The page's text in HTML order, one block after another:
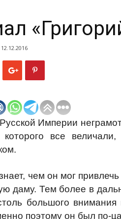
12.12.2016
Империи
которого все
чем он мог
даму. Тем более в
большого
поэтому он был по-